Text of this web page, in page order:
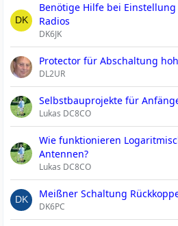
Benötige Hilfe bei Einstellung
Radios
DK6JK
Protector für Abschaltung
DL2UR
Selbstbauprojekte für
Lukas DC8CO
Wie funktionieren
Antennen?
Lukas DC8CO
Meißner Schaltung
DK6PC